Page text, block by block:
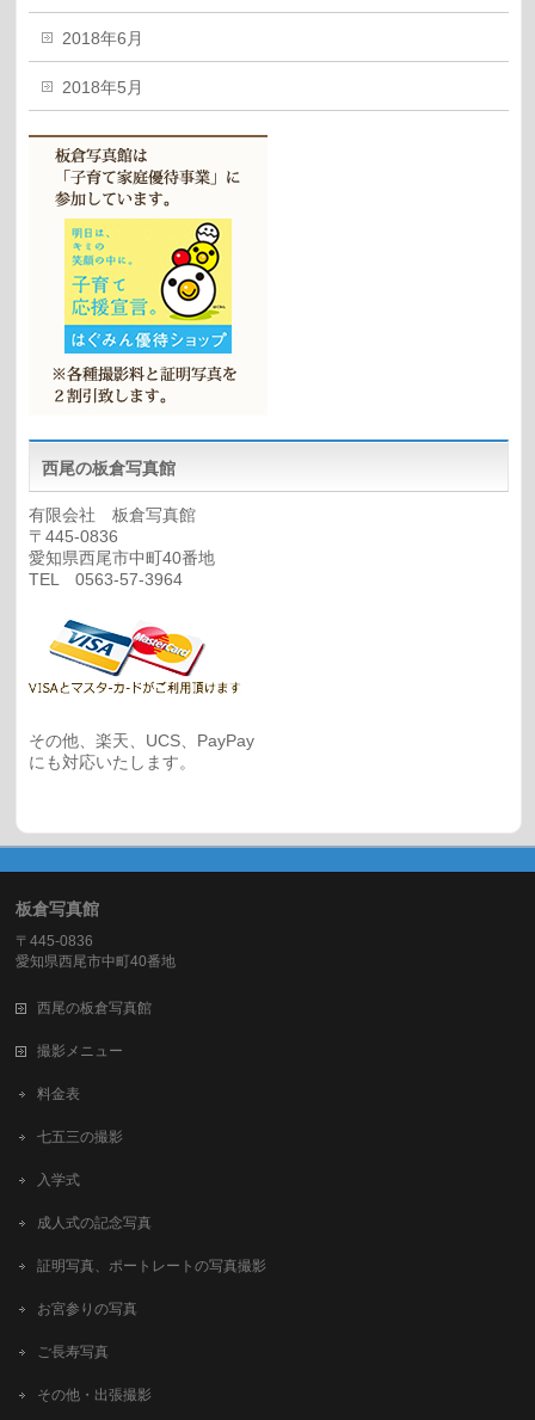
2018年6月
2018年5月
西尾の板倉写真館
有限会社 板倉写真館
〒445-0836
愛知県西尾市中町40番地
TEL 0563-57-3964
その他、楽天、UCS、PayPay
にも対応いたします。
板倉写真館
〒445-0836
愛知県西尾市中町40番地
西尾の板倉写真館
撮影メニュー
料金表
七五三の撮影
入学式
成人式の記念写真
証明写真、ポートレートの写真撮影
お宮参りの写真
ご長寿写真
その他・出張撮影